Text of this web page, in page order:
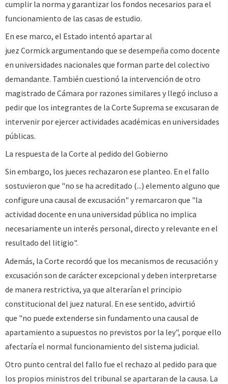
cumplir la norma y garantizar los fondos necesarios para el
funcionamiento de las casas de estudio.
En ese marco, el Estado intentó apartar al
juez Cormick argumentando que se desempeña como docente
en universidades nacionales que forman parte del colectivo
demandante. También cuestionó la intervención de otro
magistrado de Cámara por razones similares y llegó incluso a
pedir que los integrantes de la Corte Suprema se excusaran de
intervenir por ejercer actividades académicas en universidades
públicas.
La respuesta de la Corte al pedido del Gobierno
Sin embargo, los jueces rechazaron ese planteo. En el fallo
sostuvieron que "no se ha acreditado (...) elemento alguno que
configure una causal de excusación" y remarcaron que "la
actividad docente en una universidad pública no implica
necesariamente un interés personal, directo y relevante en el
resultado del litigio".
Además, la Corte recordó que los mecanismos de recusación y
excusación son de carácter excepcional y deben interpretarse
de manera restrictiva, ya que alterarían el principio
constitucional del juez natural. En ese sentido, advirtió
que "no puede extenderse sin fundamento una causal de
apartamiento a supuestos no previstos por la ley", porque ello
afectaría el normal funcionamiento del sistema judicial.
Otro punto central del fallo fue el rechazo al pedido para que
los propios ministros del tribunal se apartaran de la causa. La